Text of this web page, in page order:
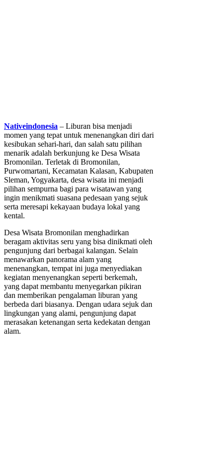
Nativeindonesia – Liburan bisa menjadi
momen yang tepat untuk menenangkan diri dari
kesibukan sehari-hari, dan salah satu pilihan
menarik adalah berkunjung ke Desa Wisata
Bromonilan. Terletak di Bromonilan,
Purwomartani, Kecamatan Kalasan, Kabupaten
Sleman, Yogyakarta, desa wisata ini menjadi
pilihan sempurna bagi para wisatawan yang
ingin menikmati suasana pedesaan yang sejuk
serta meresapi kekayaan budaya lokal yang
kental.
Desa Wisata Bromonilan menghadirkan
beragam aktivitas seru yang bisa dinikmati oleh
pengunjung dari berbagai kalangan. Selain
menawarkan panorama alam yang
menenangkan, tempat ini juga menyediakan
kegiatan menyenangkan seperti berkemah,
yang dapat membantu menyegarkan pikiran
dan memberikan pengalaman liburan yang
berbeda dari biasanya. Dengan udara sejuk dan
lingkungan yang alami, pengunjung dapat
merasakan ketenangan serta kedekatan dengan
alam.